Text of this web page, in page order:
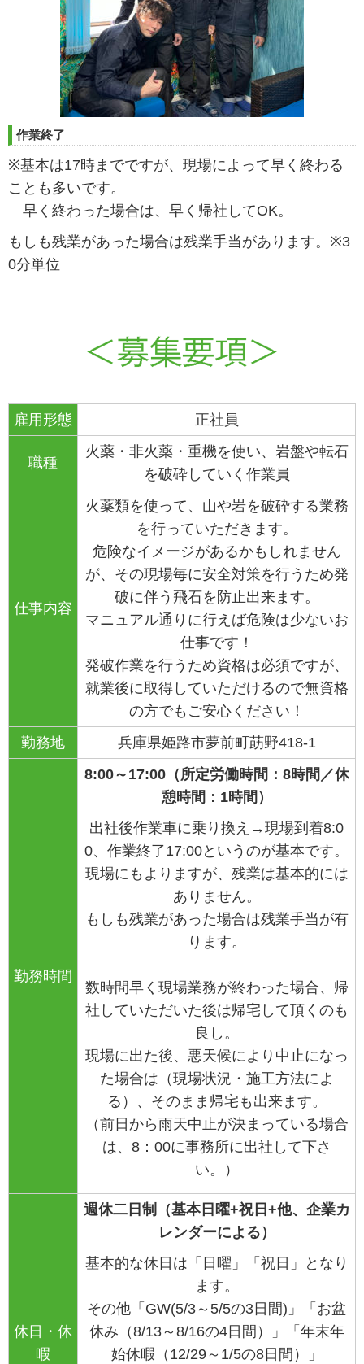
作業終了
※基本は17時までですが、 現場によって早く終わる
ことも多いです。
早く終わった場合は、早く帰社してOK。
もしも残業があった場合は残業手当があります。 ※3
0分単位
雇用形態 正社員
職種
火薬・非火薬・重機を使い、 岩盤や転石
を破砕していく作業員
仕事内容
火薬類を使って、山や岩を破砕する業務
を行っていただきます。
危険なイメージがあるかもしれません
が、その現場毎に安全対策を行うため発
破に伴う飛石を防止出来ます。
マニュアル通りに行えば危険は少ないお
仕事です！
発破作業を行うため資格は必須ですが、
就業後に取得していただけるので無資格
の方でもご安心ください！
勤務地
兵庫県姫路市夢前町莇野418-1
勤務時間
8:00～ 17:00（所定労働時間： 8時間／休
憩時間： 1時間）
出社後作業車に乗り換え →現場到着8:0
0、作業終了17:00というのが基本です。
現場にもよりますが、残業は基本的には
ありません。
もしも残業があった場合は残業手当が有
ります。
数時間早く現場業務が終わった場合、 帰
社していただいた後は帰宅して頂くのも
良し。
現場に出た後、悪天候により中止になっ
た場合は（現場状況・ 施工方法によ
る）、そのまま帰宅も出来ます。
（前日から雨天中止が決まっている場合
は、 8： 00に事務所に出社して下さ
い。）
休日・休
暇
週休二日制（基本日曜+祝日+他、企業カ
レンダーによる）
基本的な休日は「日曜」「祝日」となり
ます。
その他「GW(5/3～5/5の3日間)」「お盆
休み（8/13～8/16の4日間）」「年末年
始休暇（12/29～1/5の8日間）」